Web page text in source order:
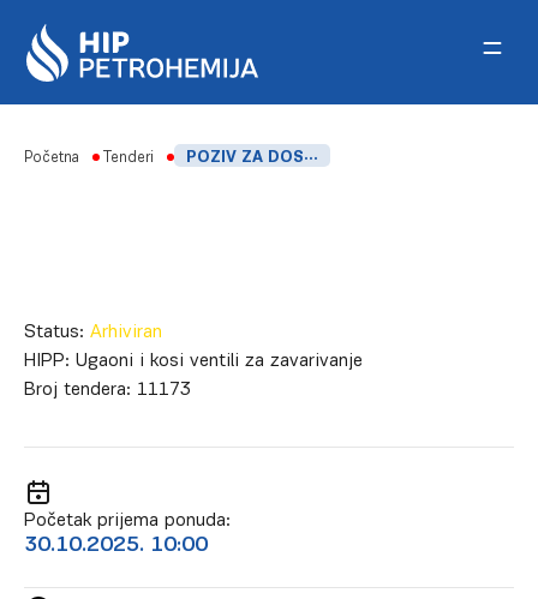
Početna Tenderi POZIV ZA DOSTAVLJANJE PONUDA NABAVKA-UGAONIH I KOSIH VENTILA ZA ZAVARIVANJE
Status: Arhiviran
HIPP: Ugaoni i kosi ventili za zavarivanje
Broj tendera: 11173
Početak prijema ponuda:
30.10.2025. 10:00